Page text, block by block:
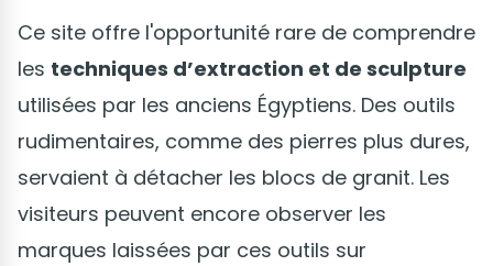
Ce site offre l'opportunité rare de comprendre
les techniques d’extraction et de sculpture
utilisées par les anciens Égyptiens. Des outils
rudimentaires, comme des pierres plus dures,
servaient à détacher les blocs de granit. Les
visiteurs peuvent encore observer les
marques laissées par ces outils sur